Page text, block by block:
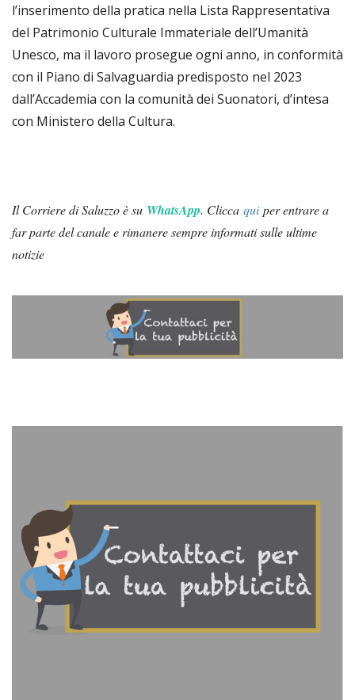
l’inserimento della pratica nella Lista Rappresentativa
del Patrimonio Culturale Immateriale dell’Umanità
Unesco, ma il lavoro prosegue ogni anno, in conformità
con il Piano di Salvaguardia predisposto nel 2023
dall’Accademia con la comunità dei Suonatori, d’intesa
con Ministero della Cultura.
Il Corriere di Saluzzo è su WhatsApp. Clicca quiper entrare a
far parte del canale e rimanere sempre informati sulle ultime
notizie